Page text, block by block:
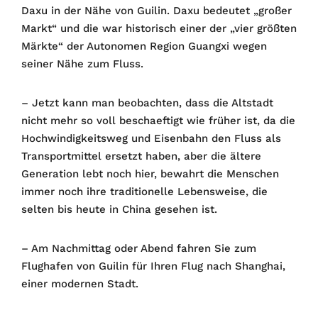
Daxu in der Nähe von Guilin. Daxu bedeutet „großer
Markt“ und die war historisch einer der „vier größten
Märkte“ der Autonomen Region Guangxi wegen
seiner Nähe zum Fluss.
– Jetzt kann man beobachten, dass die Altstadt
nicht mehr so voll beschaeftigt wie früher ist, da die
Hochwindigkeitsweg und Eisenbahn den Fluss als
Transportmittel ersetzt haben, aber die ältere
Generation lebt noch hier, bewahrt die Menschen
immer noch ihre traditionelle Lebensweise, die
selten bis heute in China gesehen ist.
– Am Nachmittag oder Abend fahren Sie zum
Flughafen von Guilin für Ihren Flug nach Shanghai,
einer modernen Stadt.